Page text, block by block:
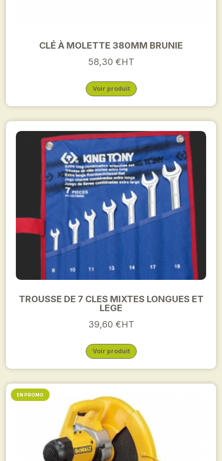
CLÉ À MOLETTE 380MM BRUNIE
58,30 €HT
Voir produit
TROUSSE DE 7 CLES MIXTES LONGUES ET
LEGE
39,60 €HT
Voir produit
EN PROMO